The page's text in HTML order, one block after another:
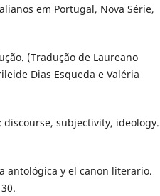
em Portugal, Nova Série,
(Tradução de Laureano
Dias Esqueda e Valéria
subjectivity, ideology.
antológica y el canon literario.